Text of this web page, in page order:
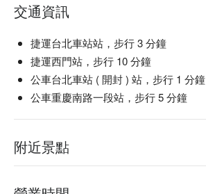
交通資訊
捷運台北車站站，步行 3 分鐘
捷運西門站，步行 10 分鐘
公車台北車站 ( 開封 ) 站，步行 1 分鐘
公車重慶南路一段站，步行 5 分鐘
附近景點